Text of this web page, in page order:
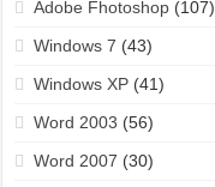
Adobe Fhotoshop(107)
Windows 7 (43)
Windows XP(41)
Word 2003 (56)
Word 2007 (30)